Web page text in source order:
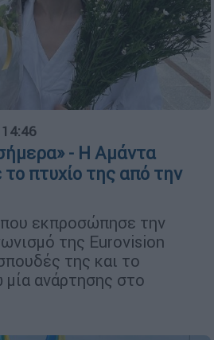
- Η Αμάντα
πτυχίο της από την
εκπροσώπησε την
της Eurovision
της και το
ανάρτησης στο